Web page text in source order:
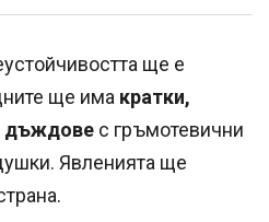
ще е
ще има кратки,
дъждове с гръмотевични
Явленията ще